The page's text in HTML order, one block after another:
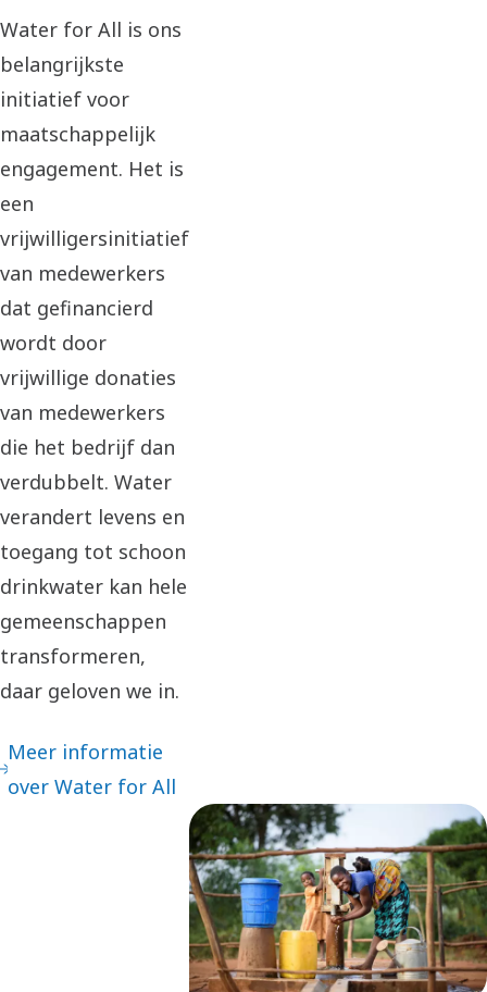
Water for All is ons
belangrijkste
initiatief voor
maatschappelijk
engagement. Het is
een
vrijwilligersinitiatief
van medewerkers
dat gefinancierd
wordt door
vrijwillige donaties
van medewerkers
die het bedrijf dan
verdubbelt. Water
verandert levens en
toegang tot schoon
drinkwater kan hele
gemeenschappen
transformeren,
daar geloven we in.
Meer informatie
over Water for All